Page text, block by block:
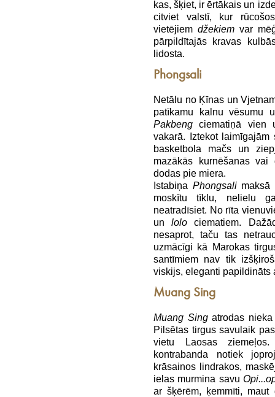
kas, šķiet, ir ērtākais un
citviet valstī, kur
vietējiem džekiem var
pārpildītajās kravas
lidosta.
Phongsali
Netālu no Ķīnas un
patīkamu kalnu vēsumu
Pakbeng ciematiņā vien
vakarā. Iztekot
basketbola mačs un
mazākās kurnēšanas
dodas pie miera.
Istabiņa Phongsali maksā
moskītu tīklu, nelielu
neatradīsiet. No rīta
un lolociematiem.
nesaprot, taču tas
uzmācīgi kā Marokas
santīmiem nav tik
viskijs, eleganti papildināts
Muang Sing
Muang Singatrodas
Pilsētas tirgus savulaik
vietu Laosas
kontrabanda notiek
krāsainos lindrakos,
ielas murmina savu
ar šķērēm, ķemmīti,